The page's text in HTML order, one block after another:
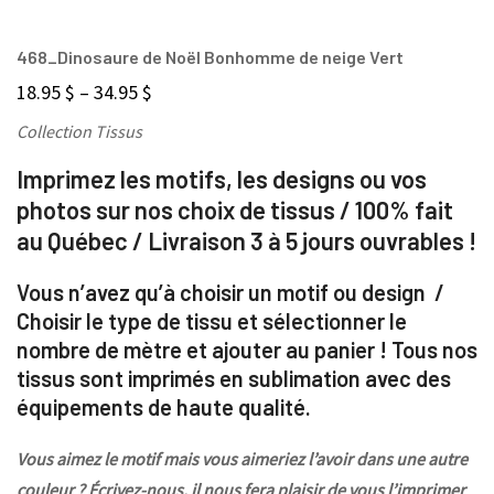
468_Dinosaure de Noël Bonhomme de neige Vert
18.95$ – 34.95$
Collection Tissus
Imprimez les motifs, les designs ou vos
photos sur nos choix de tissus / 100% fait
au Québec / Livraison 3 à 5 jours ouvrables !
Vous n’avez qu’à choisir un motif ou design /
Choisir le type de tissu et sélectionner le
nombre de mètre et ajouter au panier ! Tous nos
tissus sont imprimés en sublimation avec des
équipements de haute qualité.
Vous aimez le motif mais vous aimeriez l’avoir dans une autre
couleur ? Écrivez-nous, il nous fera plaisir de vous l’imprimer